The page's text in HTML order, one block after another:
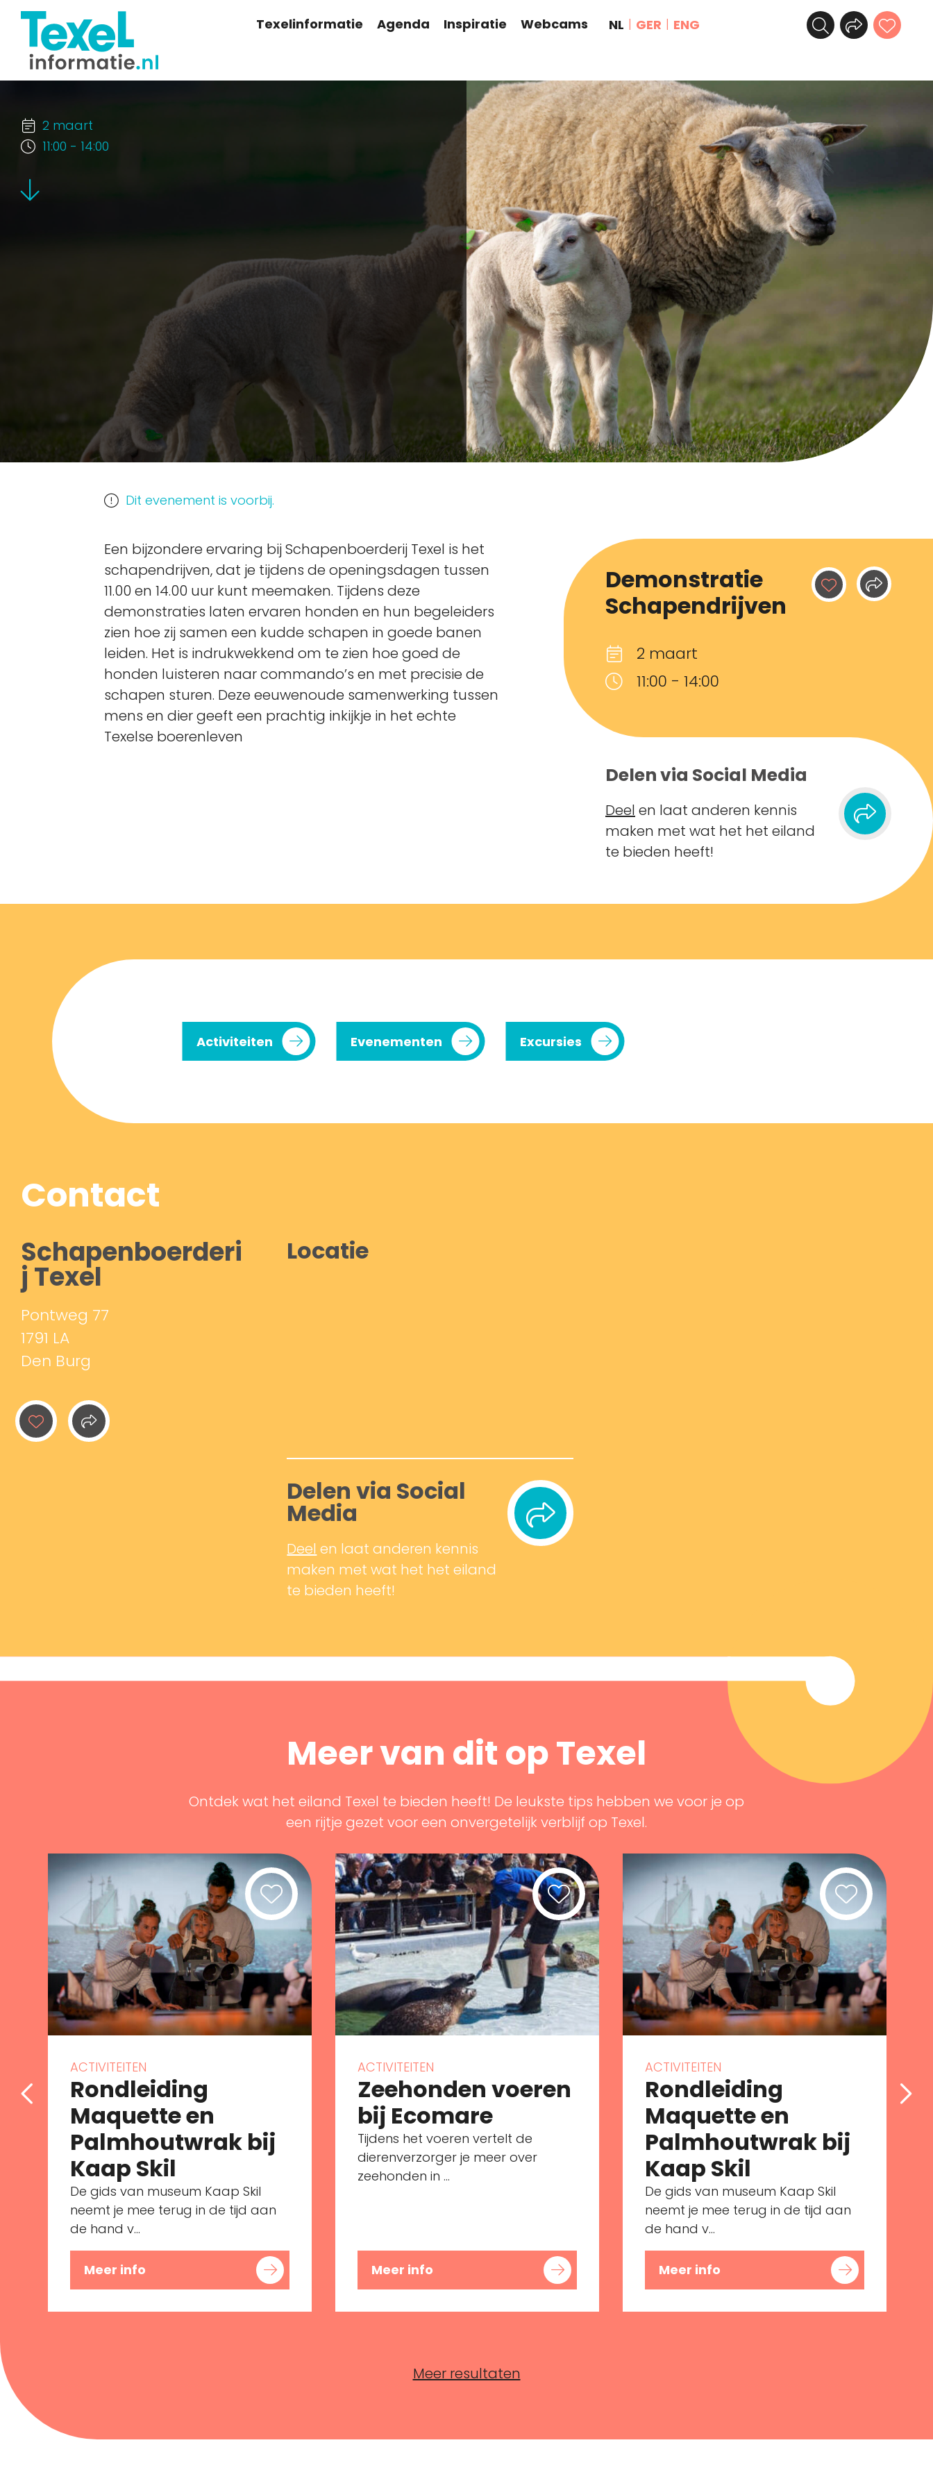
Texelinformatie Agenda Inspiratie Webcams NL GER ENG
2 maart
11:00 - 14:00
Dit evenement is voorbij.
Demonstratie
Schapendrijven
2 maart
11:00 - 14:00
Delen via Social Media
Deel en laat anderen kennis
maken met wat het het eiland
te bieden heeft!
Een bijzondere ervaring bij Schapenboerderij Texel is het
schapendrijven, dat je tijdens de openingsdagen tussen
11.00 en 14.00 uur kunt meemaken. Tijdens deze
demonstraties laten ervaren honden en hun begeleiders
zien hoe zij samen een kudde schapen in goede banen
leiden. Het is indrukwekkend om te zien hoe goed de
honden luisteren naar commando’s en met precisie de
schapen sturen. Deze eeuwenoude samenwerking tussen
mens en dier geeft een prachtig inkijkje in het echte
Texelse boerenleven
Activiteiten Evenementen Excursies
Contact
Schapenboerderi
j Texel
Pontweg 77
1791 LA
Den Burg
Locatie
Delen via Social
Media
Deel en laat anderen kennis
maken met wat het het eiland
te bieden heeft!
Meer van dit op Texel
Ontdek wat het eiland Texel te bieden heeft! De leukste tips hebben we voor je op
een rijtje gezet voor een onvergetelijk verblijf op Texel.
ACTIVITEITEN
Rondleiding
Maquette en
Palmhoutwrak bij
Kaap Skil
De gids van museum Kaap Skil
neemt je mee terug in de tijd aan
de hand v...
Meer info
ACTIVITEITEN
Zeehonden voeren
bij Ecomare
Tijdens het voeren vertelt de
dierenverzorger je meer over
zeehonden in ...
Meer info
ACTIVITEITEN
Rondleiding
Maquette en
Palmhoutwrak bij
Kaap Skil
De gids van museum Kaap Skil
neemt je mee terug in de tijd aan
de hand v...
Meer info
Meer resultaten